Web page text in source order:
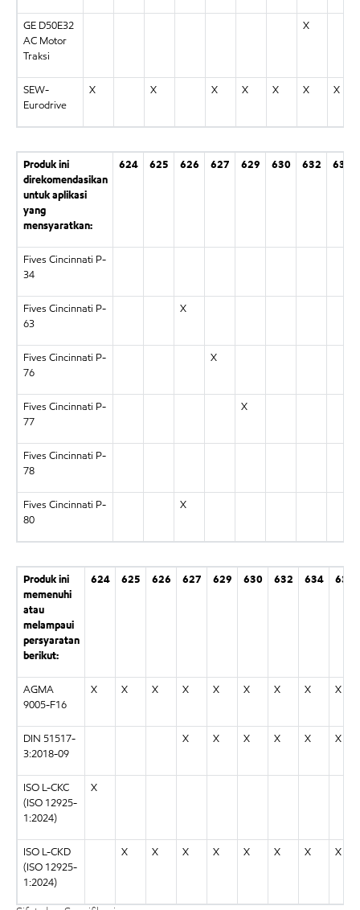
GE D50E32
AC Motor
Traksi
X
SEW-
Eurodrive
X X X X X X X
Produk ini
direkomendasikan
untuk aplikasi
yang
mensyaratkan:
624 625 626 627 629 630 632 634
Fives Cincinnati P-
34
Fives Cincinnati P-
63
X
Fives Cincinnati P-
76
X
Fives Cincinnati P-
77
X
Fives Cincinnati P-
78
Fives Cincinnati P-
80
X
Produk ini
memenuhi
atau
melampaui
persyaratan
berikut:
624 625 626 627 629 630 632 634 636
AGMA
9005-F16
X X X X X X X X X
DIN 51517-
3:2018-09
X X X X X X
ISO L-CKC
(ISO 12925-
1:2024)
X
ISO L-CKD
(ISO 12925-
1:2024)
X X X X X X X X